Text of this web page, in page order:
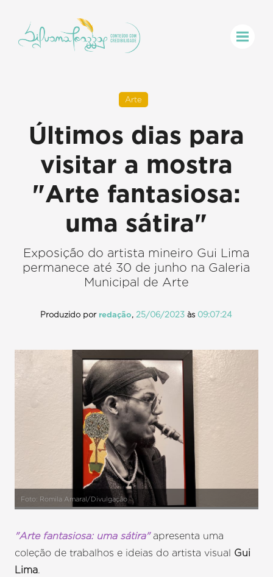
Arte
Últimos dias para
visitar a mostra
"Arte fantasiosa:
uma sátira"
Exposição do artista mineiro Gui Lima
permanece até 30 de junho na Galeria
Municipal de Arte
Produzido por redação, 25/06/2023 às 09:07:24
Foto: Romila Amaral/Divulgação
"Arte fantasiosa: uma sátira"apresenta uma
coleção de trabalhos e ideias do artista visual Gui
Lima.